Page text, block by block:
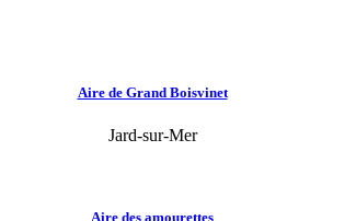
Aire de Grand Boisvinet
Jard-sur-Mer
Aire des amourettes